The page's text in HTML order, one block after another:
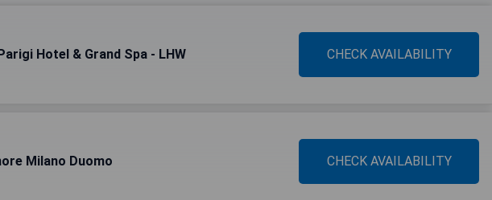
Hotel & Grand Spa - LHW CHECK AVAILABILITY
Milano Duomo CHECK AVAILABILITY